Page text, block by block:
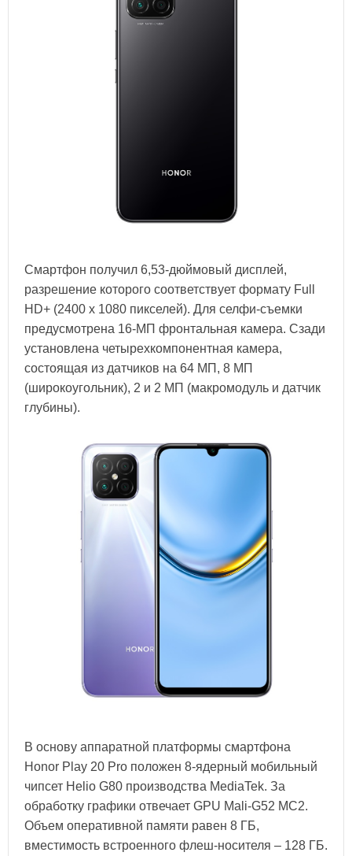
Смартфон получил 6,53-дюймовый дисплей,
разрешение которого соответствует формату Full
HD+ (2400 х 1080 пикселей). Для селфи-съемки
предусмотрена 16-МП фронтальная камера. Сзади
установлена четырехкомпонентная камера,
состоящая из датчиков на 64 МП, 8 МП
(широкоугольник), 2 и 2 МП (макромодуль и датчик
глубины).
В основу аппаратной платформы смартфона
Honor Play 20 Pro положен 8-ядерный мобильный
чипсет Helio G80 производства MediaTek. За
обработку графики отвечает GPU Mali-G52 MC2.
Объем оперативной памяти равен 8 ГБ,
вместимость встроенного флеш-носителя – 128 ГБ.